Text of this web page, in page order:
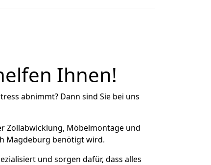
Ihnen!
abnimmt? Dann sind Sie bei uns
Zollabwicklung, Möbelmontage und
Magdeburg benötigt wird.
und sorgen dafür, dass alles